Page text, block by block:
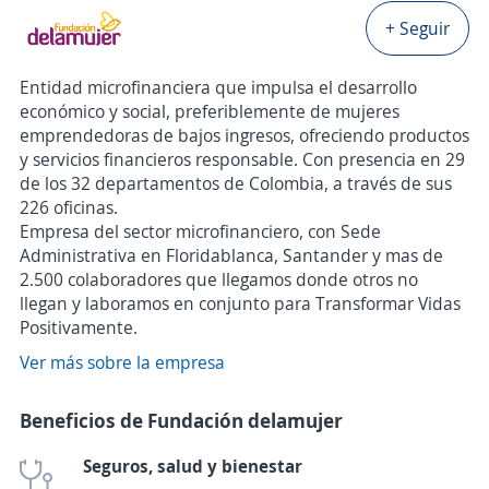
+ Seguir
Entidad microfinanciera que impulsa el desarrollo
económico y social, preferiblemente de mujeres
emprendedoras de bajos ingresos, ofreciendo productos
y servicios financieros responsable. Con presencia en 29
de los 32 departamentos de Colombia, a través de sus
226 oficinas.
Empresa del sector microfinanciero, con Sede
Administrativa en Floridablanca, Santander y mas de
2.500 colaboradores que llegamos donde otros no
llegan y laboramos en conjunto para Transformar Vidas
Positivamente.
Ver más sobre la empresa
Beneficios de Fundación delamujer
Seguros, salud y bienestar